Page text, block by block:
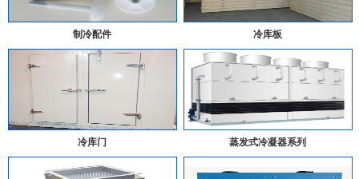
制冷配件 冷库板
冷库门 蒸发式冷凝器系列